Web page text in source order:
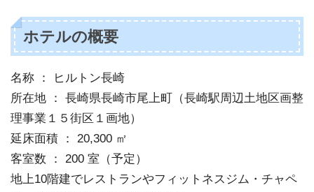
ホテルの概要
名称 ： ヒルトン長崎
所在地 ： 長崎県長崎市尾上町（長崎駅周辺土地区画整
理事業１５街区１画地）
延床面積 ： 20,300 ㎡
客室数 ： 200 室（予定）
地上10階建でレストランやフィットネスジム・チャペ